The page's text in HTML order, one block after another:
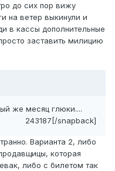
до сих пор вижу
на ветер выкинули и
в кассы дополнительные
заставить милицию
же месяц глюки....
243187[/snapback]
Варианта 2, либо
которая
либо с билетом так